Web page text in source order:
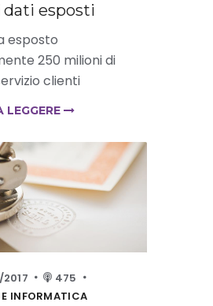
esposti
esposto
250 milioni di
clienti
LEGGERE
475
INFORMATICA